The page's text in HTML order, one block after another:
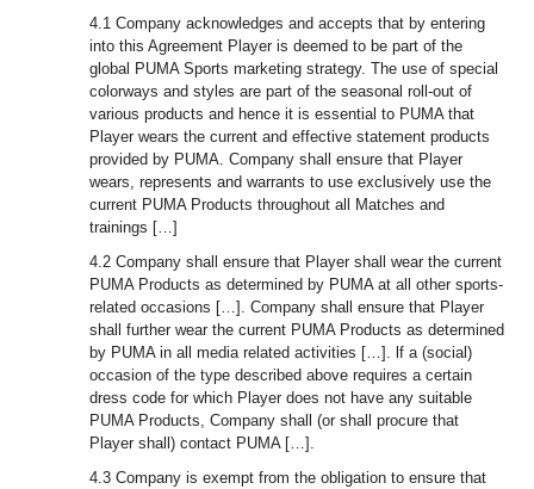
4.1 Company acknowledges and accepts that by entering
into this Agreement Player is deemed to be part of the
global PUMA Sports marketing strategy. The use of special
colorways and styles are part of the seasonal roll-out of
various products and hence it is essential to PUMA that
Player wears the current and effective statement products
provided by PUMA. Company shall ensure that Player
wears, represents and warrants to use exclusively use the
current PUMA Products throughout all Matches and
trainings […]
4.2 Company shall ensure that Player shall wear the current
PUMA Products as determined by PUMA at all other sports-
related occasions […]. Company shall ensure that Player
shall further wear the current PUMA Products as determined
by PUMA in all media related activities […]. lf a (social)
occasion of the type described above requires a certain
dress code for which Player does not have any suitable
PUMA Products, Company shall (or shall procure that
Player shall) contact PUMA […].
4.3 Company is exempt from the obligation to ensure that